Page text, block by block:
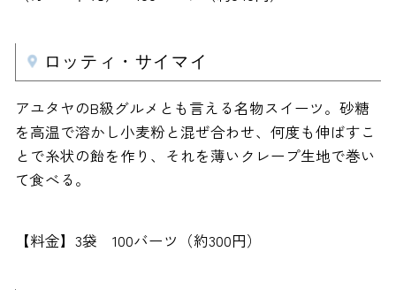
ロッティ・サイマイ
アユタヤのB級グルメとも言える名物スイーツ。砂糖
を高温で溶かし小麦粉と混ぜ合わせ、何度も伸ばすこ
とで糸状の飴を作り、それを薄いクレープ生地で巻い
て食べる。
【料金】3袋 100バーツ（約300円）